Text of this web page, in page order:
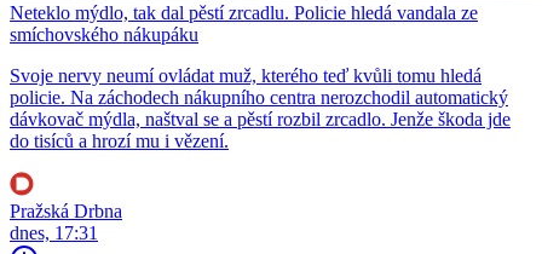
Neteklo mýdlo, tak dal pěstí zrcadlu. Policie hledá vandala ze
smíchovského nákupáku
Svoje nervy neumí ovládat muž, kterého teď kvůli tomu hledá
policie. Na záchodech nákupního centra nerozchodil automatický
dávkovač mýdla, naštval se a pěstí rozbil zrcadlo. Jenže škoda jde
do tisíců a hrozí mu i vězení.
Pražská Drbna
dnes, 17:31